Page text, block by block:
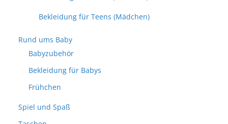
Bekleidung für Teens (Mädchen)
Rund ums Baby
Babyzubehör
Bekleidung für Babys
Frühchen
Spiel und Spaß